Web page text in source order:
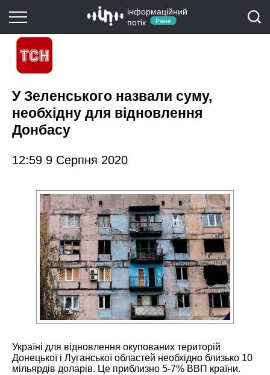
інформаційний
потік
Рівне
У Зеленського назвали суму,
необхідну для відновлення
Донбасу
12:59 9 Серпня 2020
Україні для відновлення окупованих територій
Донецької і Луганської областей необхідно близько 10
мільярдів доларів. Це приблизно 5-7% ВВП країни.